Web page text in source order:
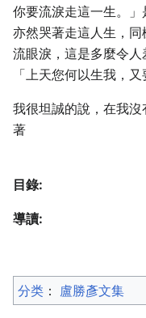
你要流淚走這一生。
亦然哭著走這人生，
流眼淚，這是多麼令人
「上天您何以生我，
我很坦誠的說，在我
著
目錄:
導讀:
分类 ：​ 盧勝彥文集